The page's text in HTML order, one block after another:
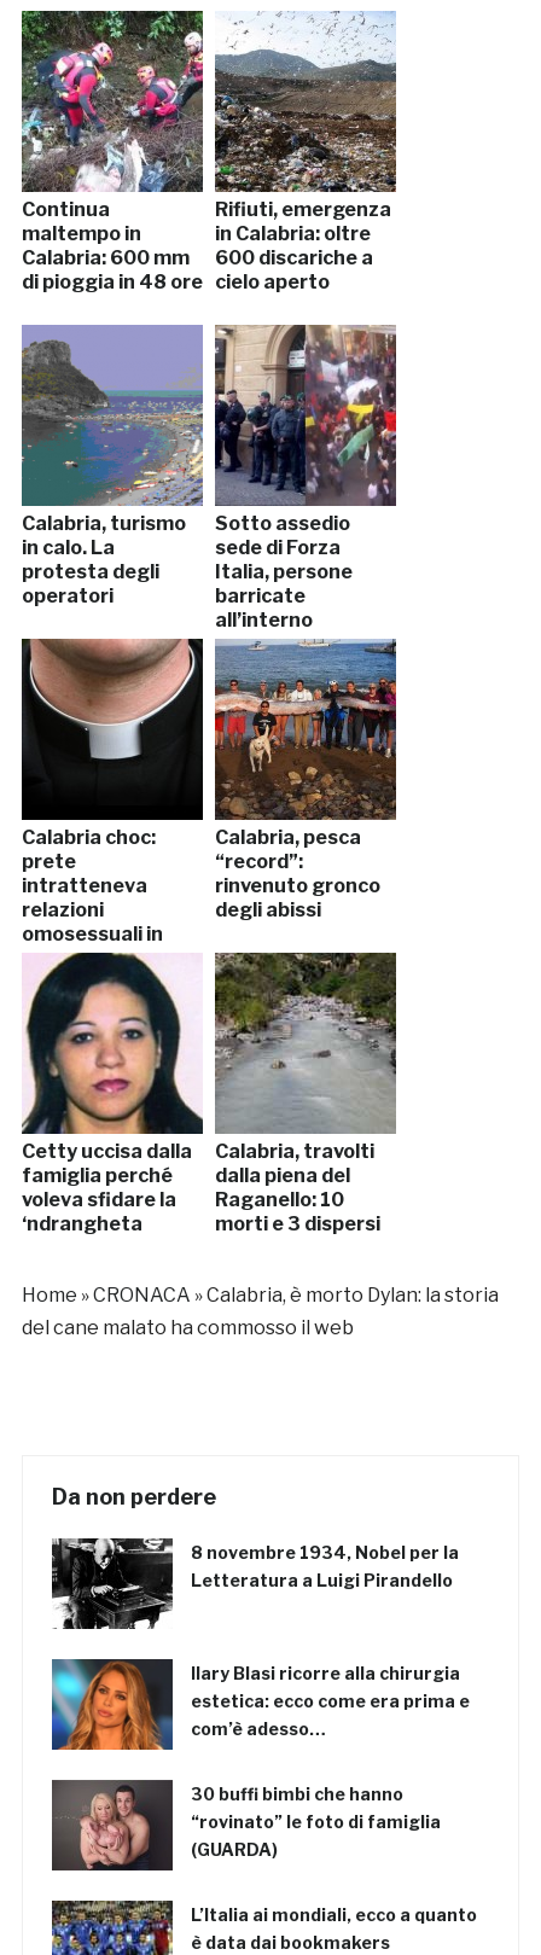
Continua
maltempo in
Calabria: 600 mm
di pioggia in 48 ore
Rifiuti, emergenza
in Calabria: oltre
600 discariche a
cielo aperto
Calabria, turismo
in calo. La
protesta degli
operatori
Sotto assedio
sede di Forza
Italia, persone
barricate
all’interno
Calabria choc:
prete
intratteneva
relazioni
omosessuali in
chat
Calabria, pesca
“record”:
rinvenuto gronco
degli abissi
Cetty uccisa dalla
famiglia perché
voleva sfidare la
‘ndrangheta
Calabria, travolti
dalla piena del
Raganello: 10
morti e 3 dispersi
Home »CRONACA »Calabria, è morto Dylan: la storia
del cane malato ha commosso il web
Da non perdere
8 novembre 1934, Nobel per la
Letteratura a Luigi Pirandello
Ilary Blasi ricorre alla chirurgia
estetica: ecco come era prima e
com’è adesso…
30 buffi bimbi che hanno
“rovinato” le foto di famiglia
(GUARDA)
L’Italia ai mondiali, ecco a quanto
è data dai bookmakers